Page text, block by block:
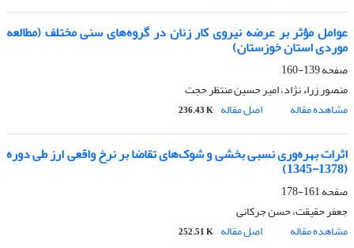
عوامل مؤثر بر عرضه نیروی کار زنان در گروه‌‌های سنی مختلف (مطالعه
موردی استان خوزستان)
صفحه139-160
منصور زراء نژاد، امیر حسین منتظر حجت
مشاهده مقاله
اصل مقاله 236.43 K
اثرات بهره‌‌وری نسبی بخشی و شوک‌های تقاضا بر نرخ واقعی ارز طی دوره
(1378-1345)
صفحه161-178
جعفر حقیقت، حسن جرکانی
مشاهده مقاله
اصل مقاله 252.51 K